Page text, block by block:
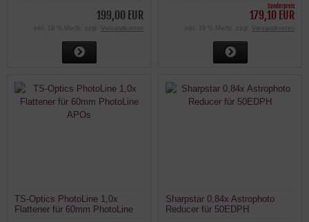
199,00 EUR
inkl. 19 % MwSt. zzgl. Versandkosten
Sonderpreis
179,10 EUR
inkl. 19 % MwSt. zzgl. Versandkosten
TS-Optics PhotoLine 1,0x
Flattener für 60mm PhotoLine
Sharpstar 0,84x Astrophoto
Reducer für 50EDPH